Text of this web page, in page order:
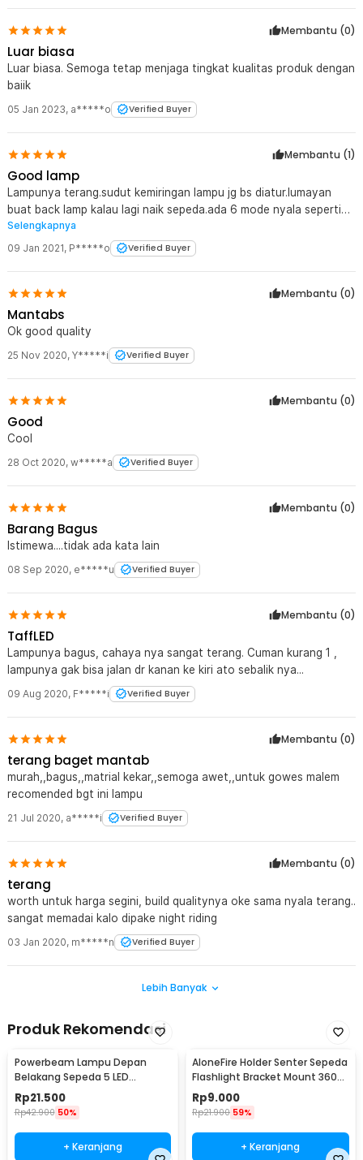
Membantu (0)
Luar biasa
Luar biasa. Semoga tetap menjaga tingkat kualitas produk dengan
baiik
05 Jan 2023, a*****o Verified Buyer
Membantu (1)
Good lamp
Lampunya terang.sudut kemiringan lampu jg bs diatur.lumayan
buat back lamp kalau lagi naik sepeda.ada 6 mode nyala seperti
deskripsi di iklan.
Selengkapnya
09 Jan 2021, P*****o Verified Buyer
Membantu (0)
Mantabs
Ok good quality
25 Nov 2020, Y*****i Verified Buyer
Membantu (0)
Good
Cool
28 Oct 2020, w*****a Verified Buyer
Membantu (0)
Barang Bagus
Istimewa....tidak ada kata lain
08 Sep 2020, e*****u Verified Buyer
Membantu (0)
TaffLED
Lampunya bagus, cahaya nya sangat terang. Cuman kurang 1 ,
lampunya gak bisa jalan dr kanan ke kiri ato sebalik nya...
09 Aug 2020, F*****i Verified Buyer
Membantu (0)
terang baget mantab
murah,,bagus,,matrial kekar,,semoga awet,,untuk gowes malem
recomended bgt ini lampu
21 Jul 2020, a*****i Verified Buyer
Membantu (0)
terang
worth untuk harga segini, build qualitynya oke sama nyala terang..
sangat memadai kalo dipake night riding
03 Jan 2020, m*****n Verified Buyer
Lebih Banyak
Produk Rekomendasi
Powerbeam Lampu Depan
Belakang Sepeda 5 LED
Waterproof 2 Mode - HB-618
Rp21.500
Rp42.900 50%
+ Keranjang
AloneFire Holder Senter Sepeda
Flashlight Bracket Mount 360
Degree - AB-2961
Rp9.000
Rp21.900 59%
+ Keranjang